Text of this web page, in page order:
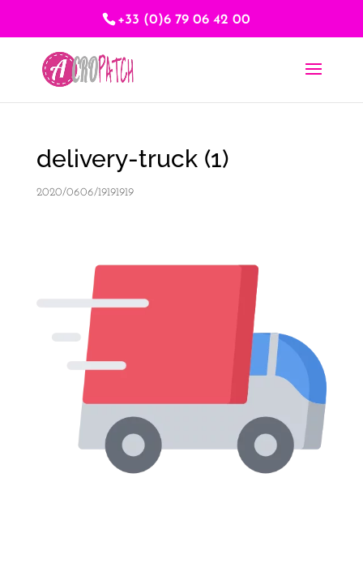
+33 (0)6 79 06 42 00
delivery-truck (1)
2020/0606/19191919